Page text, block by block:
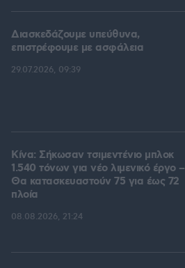
Διασκεδάζουμε υπεύθυνα,
επιστρέφουμε με ασφάλεια
29.07.2026, 09:39
Κίνα: Σήκωσαν τσιμεντένιο μπλοκ
1.540 τόνων για νέο λιμενικό έργο –
Θα κατασκευαστούν 75 για έως 72
πλοία
08.08.2026, 21:24